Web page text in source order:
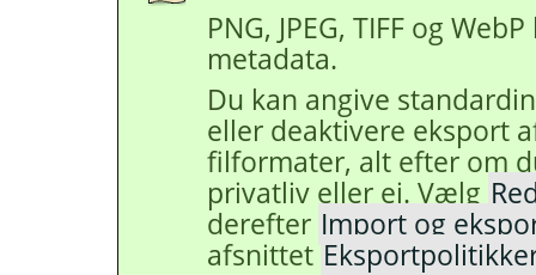
PNG, JPEG, TIFF og
metadata.
Du kan angive
eller deaktivere eksport
filformater, alt efter om
privatliv eller ej. Vælg
derefter Import og
afsnittet